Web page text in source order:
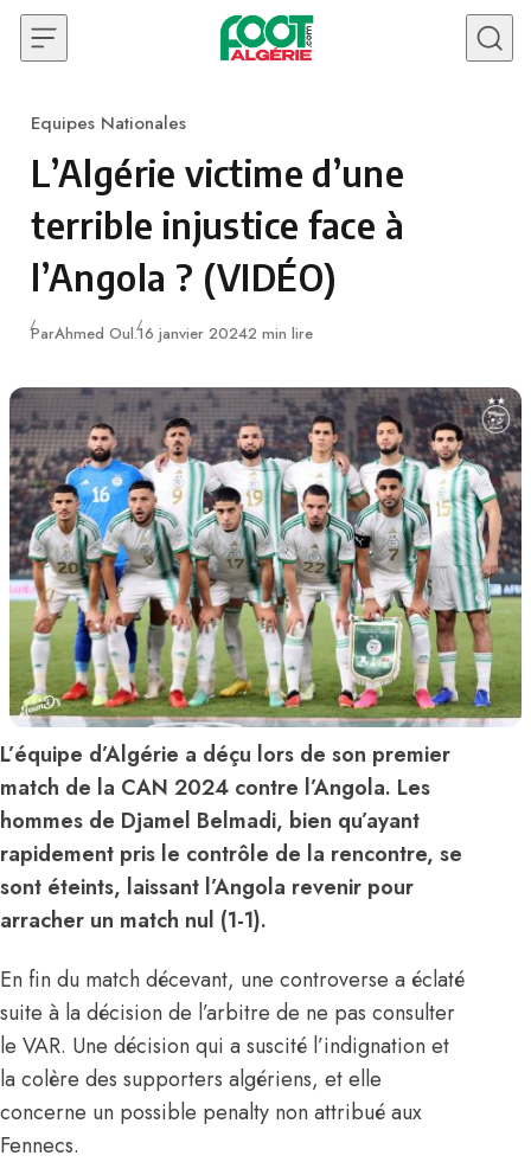
Skip to content
Category
Equipes Nationales
L’Algérie victime d’une
terrible injustice face à
l’Angola ? (VIDÉO)
ParAhmed Oul.Publié
16 janvier 20242 min lire
L’équipe d’Algérie a déçu lors de son premier
match de la CAN 2024 contre l’Angola. Les
hommes de Djamel Belmadi, bien qu’ayant
rapidement pris le contrôle de la rencontre, se
sont éteints, laissant l’Angola revenir pour
arracher un match nul (1-1).
En fin du match décevant, une controverse a éclaté
suite à la décision de l’arbitre de ne pas consulter
le VAR. Une décision qui a suscité l’indignation et
la colère des supporters algériens, et elle
concerne un possible penalty non attribué aux
Fennecs.